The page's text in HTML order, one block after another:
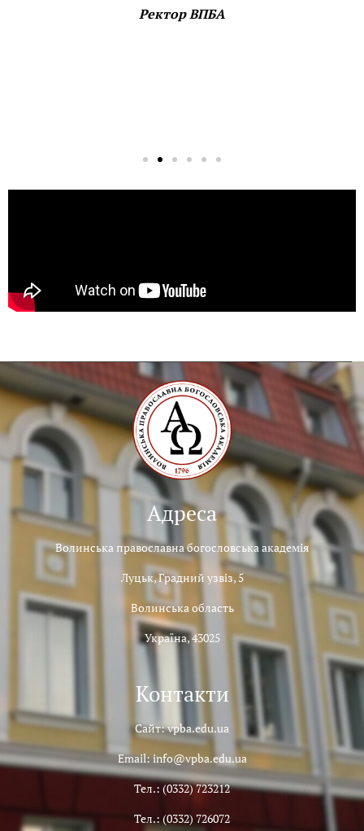
Ректор ВПБА
Адреса
Волинська православна богословська академія
Луцьк, Градний узвіз, 5
Волинська область
Україна, 43025
Контакти
Сайт: vpba.edu.ua
Email: info@vpba.edu.ua
Тел.: (0332) 723212
Тел.: (0332) 726072